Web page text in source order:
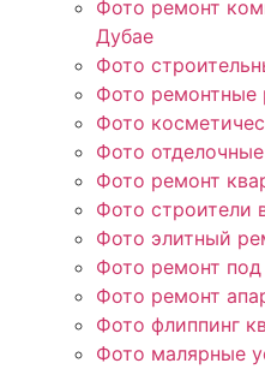
Фото ремонт
Дубае
Фото
Фото ремонтные
Фото
Фото
Фото ремонт
Фото строители
Фото элитный
Фото ремонт
Фото ремонт
Фото флиппинг
Фото малярные